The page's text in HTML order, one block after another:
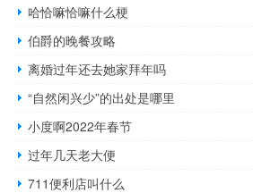
哈恰嘛恰嘛什么梗
伯爵的晚餐攻略
离婚过年还去她家拜年吗
“自然闲兴少”的出处是哪里
小度啊2022年春节
过年几天老大便
711便利店叫什么